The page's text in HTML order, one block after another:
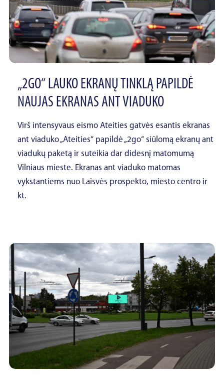
„2GO“ LAUKO EKRANŲ TINKLĄ PAPILDĖ
NAUJAS EKRANAS ANT VIADUKO
Virš intensyvaus eismo Ateities gatvės esantis ekranas
ant viaduko „Ateities“ papildė „2go“ siūlomą ekranų ant
viadukų paketą ir suteikia dar didesnį matomumą
Vilniaus mieste. Ekranas ant viaduko matomas
vykstantiems nuo Laisvės prospekto, miesto centro ir
kt.